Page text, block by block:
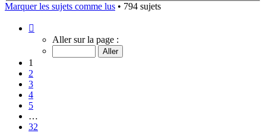
Marquer les sujets comme lus • 794 sujets
sur
Aller sur la page :
1
2
3
4
5
…
32